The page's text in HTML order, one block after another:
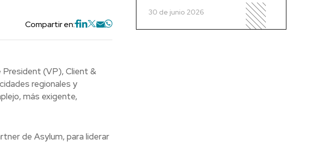
Compartir en:
President (VP), Client &
regionales y
más exigente,
de Asylum, para liderar
30 de junio 2026